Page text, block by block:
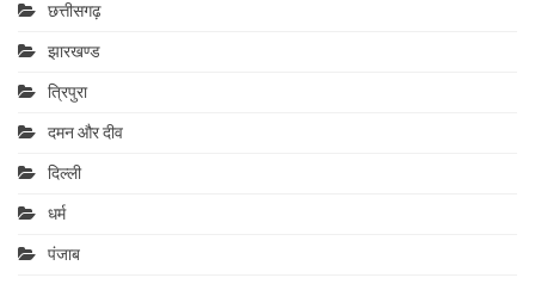
छत्तीसगढ़
झारखण्ड
त्रिपुरा
दमन और दीव
दिल्ली
धर्म
पंजाब